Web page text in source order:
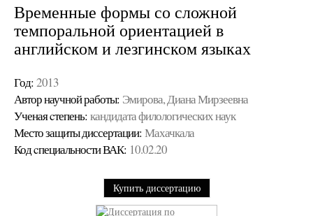
Временные формы со сложной
темпоральной ориентацией в
английском и лезгинском языках
Год: 2013
Автор научной работы: Эмирова, Диана Мирзеевна
Ученая cтепень: кандидата филологических наук
Место защиты диссертации: Махачкала
Код cпециальности ВАК: 10.02.20
Купить диссертацию